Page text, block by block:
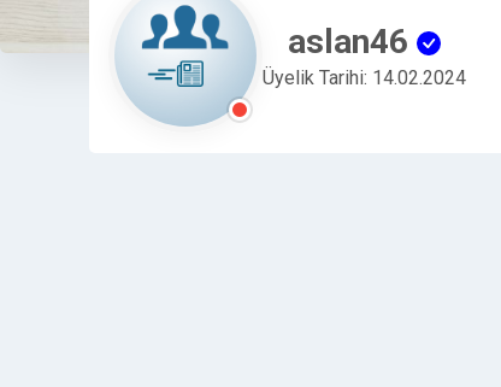
aslan46
Üyelik Tarihi: 14.02.2024